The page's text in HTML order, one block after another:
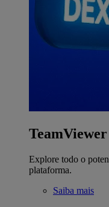
Explore todo o
plataforma.
Saiba mais